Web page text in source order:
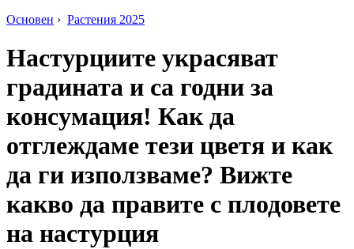
Основен › Растения 2025
Настурциите украсяват
градината и са годни за
консумация! Как да
отглеждаме тези цветя и как
да ги използваме? Вижте
какво да правите с плодовете
на настурция